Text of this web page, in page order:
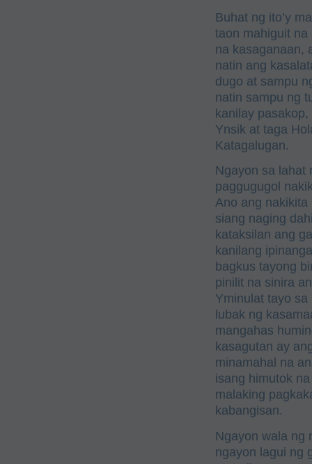
Buhat ng ito’y
taon mahiguit
na kasaganaan,
natin ang
dugo at sampu
natin sampu ng
kanilay
Ynsik at taga
Katagalugan.
Ngayon sa lahat
paggugugol
Ano ang
siang naging
kataksilan ang
kanilang
bagkus tayong
pinilit na sinira
Yminulat tayo
lubak ng
mangahas
kasagutan ay
minamahal na
isang himutok
malaking
kabangisan.
Ngayon wala ng
ngayon lagui ng